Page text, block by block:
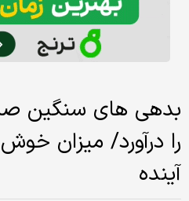
بدهی های سنگین
را درآورد/ میزان
آینده